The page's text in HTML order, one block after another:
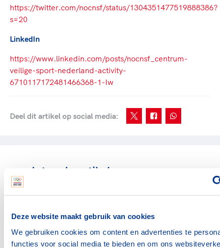
Deze website maakt gebruik van cookies
We gebruiken cookies om content en advertenties te
functies voor social media te bieden en om ons
https://twitter.com/nocnsf/status/1304351477519888386?
s=20
LinkedIn
https://www.linkedin.com/posts/nocnsf_centrum-
veilige-sport-nederland-activity-
6710117172481466368-1-Iw
Deel dit artikel op social media:
gerelateerde artikelen
Grote zorgen over
afhandeling BOSA-
aanvragen 2026
30 april 2026